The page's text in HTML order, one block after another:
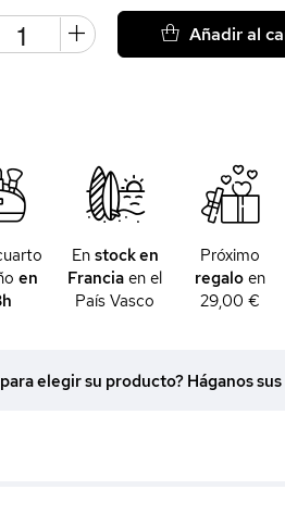
Añadir al
en
En stock en
Francia en el
País Vasco
Próximo
regalo en
29,00 €
elegir su producto? Háganos